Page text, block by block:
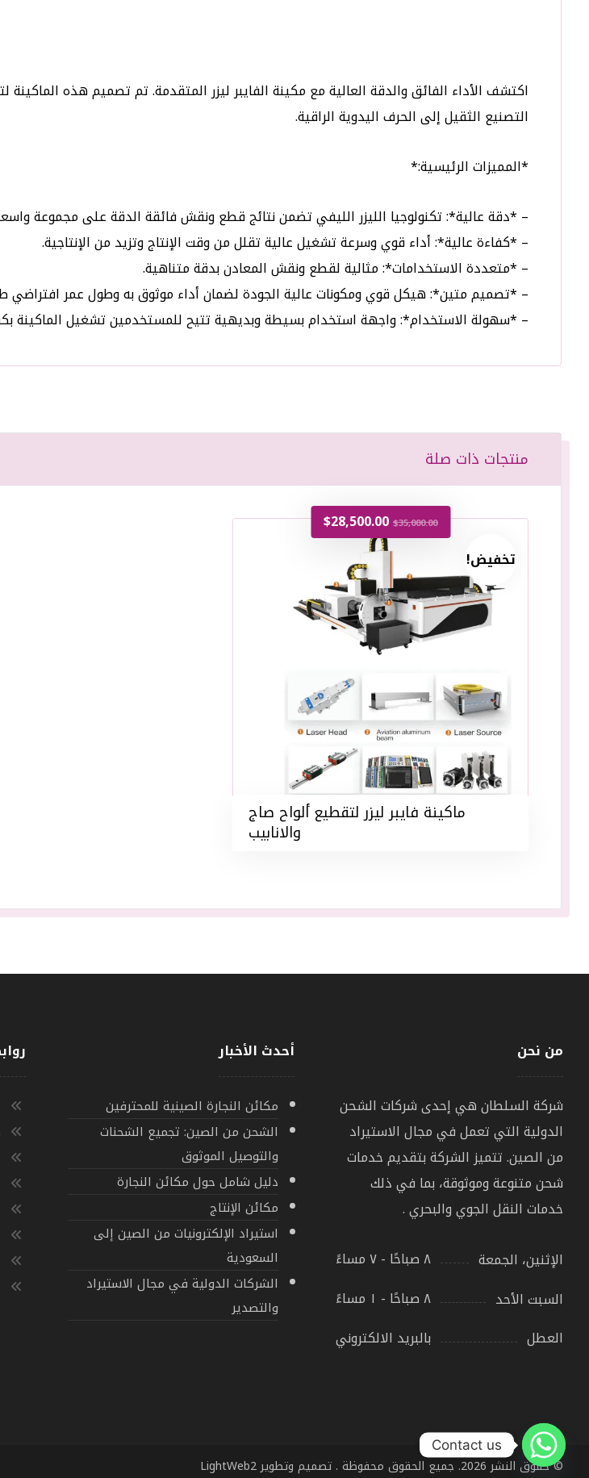
اكتشف الأداء الفائق والدقة العالية مع مكينة الفايبر ليزر المتقدمة. تم تصميم هذه
التصنيع الثقيل إلى الحرف اليدوية الراقية.
*المميزات الرئيسية:*
– *دقة عالية*: تكنولوجيا الليزر الليفي تضمن نتائج قطع ونقش فائقة الدقة على مجموعة
– *كفاءة عالية*: أداء قوي وسرعة تشغيل عالية تقلل من وقت الإنتاج وتزيد من الإنتاجية.
– *متعددة الاستخدامات*: مثالية لقطع ونقش المعادن بدقة متناهية.
– *تصميم متين*: هيكل قوي ومكونات عالية الجودة لضمان أداء موثوق به وطول عمر افتراضي
– *سهولة الاستخدام*: واجهة استخدام بسيطة وبديهية تتيح للمستخدمين تشغيل الماكينة
منتجات ذات صلة
ماكينة فايبر ليزر لتقطيع ألواح صاج
والانابيب
$35,000.00
$28,500.00
تخفيض!
من نحن
شركة السلطان هي إحدى شركات الشحن
الدولية التي تعمل في مجال الاستيراد
من الصين. تتميز الشركة بتقديم خدمات
شحن متنوعة وموثوقة، بما في ذلك
خدمات النقل الجوي والبحري .
الإثنين، الجمعة
٨ صباحًا - ٧ مساءً
السبت الأحد
٨ صباحًا - ١ مساءً
العطل
بالبريد الالكتروني
أحدث الأخبار
مكائن النجارة الصينية للمحترفين
الشحن من الصين: تجميع الشحنات
والتوصيل الموثوق
دليل شامل حول مكائن النجارة
مكائن الإنتاج
استيراد الإلكترونيات من الصين إلى
السعودية
الشركات الدولية في مجال الاستيراد
والتصدير
© حقوق النشر 2026. جميع الحقوق محفوظة . تصميم وتطوير LightWeb2
Contact us